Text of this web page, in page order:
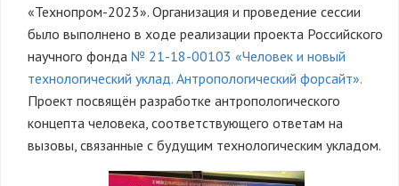
«Технопром-2023». Организация и проведение сессии
было выполнено в ходе реализации проекта Российского
научного фонда № 21-18-00103 «Человек и новый
технологический уклад. Антропологический форсайт».
Проект посвящён разработке антропологического
концепта человека, соответствующего ответам на
вызовы, связанные с будущим технологическим укладом.